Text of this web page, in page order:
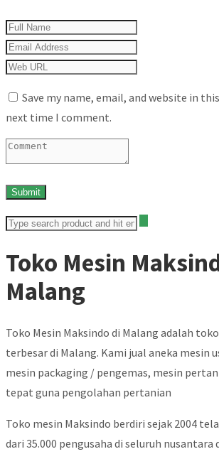
Save my name, email, and website in
next time I comment.
Toko Mesin
Malang
Toko Mesin Maksindo di Malang adalah
terbesar di Malang. Kami jual aneka mesin
mesin packaging / pengemas, mesin
tepat guna pengolahan pertanian
Toko mesin Maksindo berdiri sejak 2004
dari 35.000 pengusaha di seluruh nusantara